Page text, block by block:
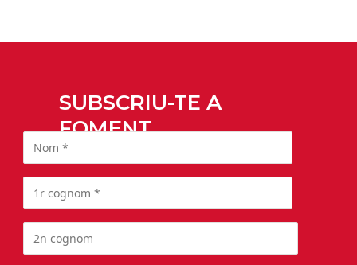
SUBSCRIU-TE A
FOMENT